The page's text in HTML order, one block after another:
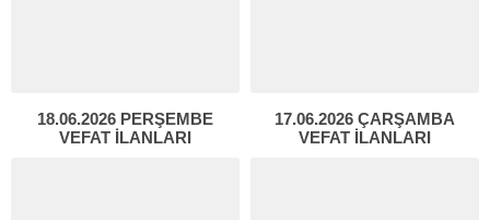
18.06.2026 PERŞEMBE
VEFAT İLANLARI
17.06.2026 ÇARŞAMBA
VEFAT İLANLARI